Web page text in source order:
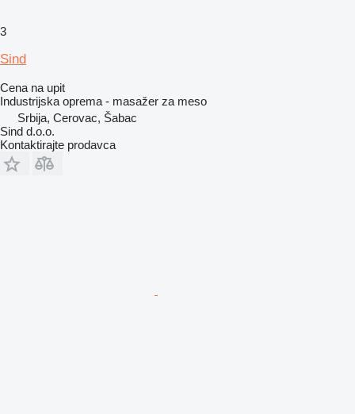
3
Sind
Cena na upit
Industrijska oprema - masažer za meso
Srbija, Cerovac, Šabac
Sind d.o.o.
Kontaktirajte prodavca